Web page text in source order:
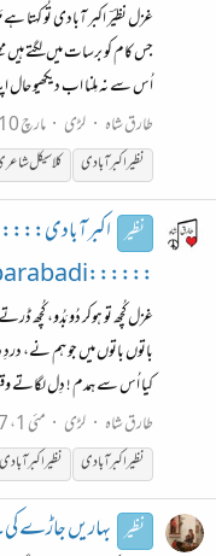
غزل نظیؔر اکبر آبادی تُو کہتا
جس کام کو برسات میں لگتے ہیں
اُس سے نہ مِلنا اب دیکھیو حال
طارق شاہ
لڑی مارچ 10، 2019
نظیراکبرآبادی کلاسیکل
نظیر اکبر
::::::Nazeer Akbarabadi
غزل کُچھ تو ہوکر دُو بَدُو، کُچھ
باتوں باتوں میں جو ہم نے، دردِ
کیا اُس سے ہمدم ! دِل لگاتے وقت
طارق شاہ
لڑی مئی 1، 2017
نظیراکبر آبادی نظیراکبرآبادی
نظیر بہاریں جاڑے